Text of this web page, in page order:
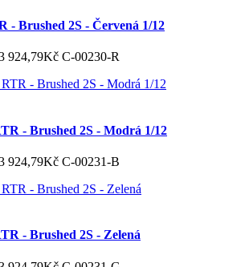
- Brushed 2S - Červená 1/12
924,79Kč C-00230-R
- Brushed 2S - Modrá 1/12
924,79Kč C-00231-B
- Brushed 2S - Zelená